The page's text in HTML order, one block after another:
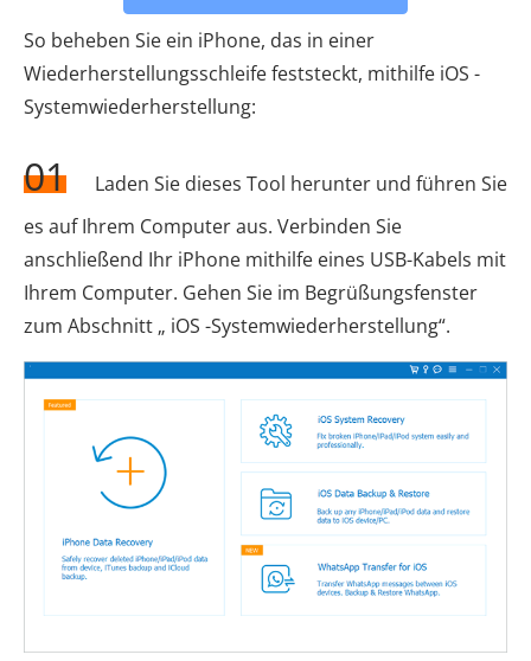
So beheben Sie ein iPhone, das in einer
Wiederherstellungsschleife feststeckt, mithilfe iOS -
Systemwiederherstellung:
01
Laden Sie dieses Tool herunter und führen Sie
es auf Ihrem Computer aus. Verbinden Sie
anschließend Ihr iPhone mithilfe eines USB-Kabels mit
Ihrem Computer. Gehen Sie im Begrüßungsfenster
zum Abschnitt „ iOS -Systemwiederherstellung“.